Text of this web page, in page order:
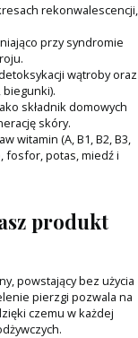
rekonwalescencji,
przy syndromie
wątroby oraz
składnik domowych
skóry.
witamin (A, B1, B2, B3,
fosfor, potas, miedź i
produkt
powstający bez użycia
pierzgi pozwala na
czemu w każdej